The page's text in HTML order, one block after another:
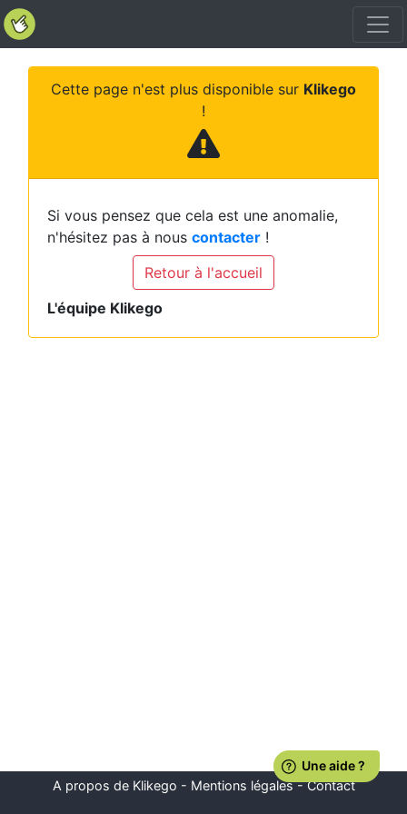
Cette page n'est plus disponible sur Klikego
!
Si vous pensez que cela est une anomalie,
n'hésitez pas à nous contacter !
Retour à l'accueil
L'équipe Klikego
A propos de Klikego - Mentions légales-Contact